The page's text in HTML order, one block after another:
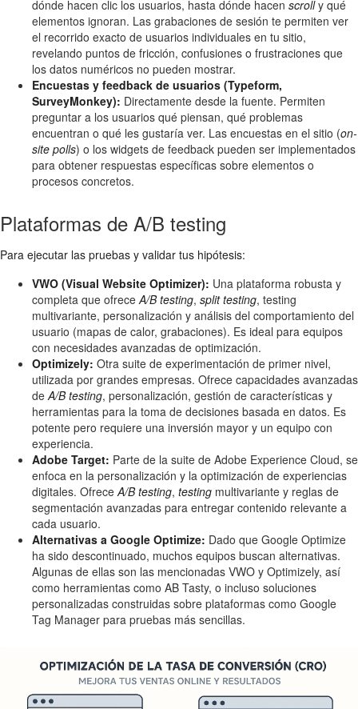
dónde hacen clic los usuarios, hasta dónde hacen scrolly qué
elementos ignoran. Las grabaciones de sesión te permiten ver
el recorrido exacto de usuarios individuales en tu sitio,
revelando puntos de fricción, confusiones o frustraciones que
los datos numéricos no pueden mostrar.
Encuestas y feedback de usuarios (Typeform,
SurveyMonkey): Directamente desde la fuente. Permiten
preguntar a los usuarios qué piensan, qué problemas
encuentran o qué les gustaría ver. Las encuestas en el sitio (on-
site polls) o los widgets de feedback pueden ser implementados
para obtener respuestas específicas sobre elementos o
procesos concretos.
Plataformas de A/B testing
Para ejecutar las pruebas y validar tus hipótesis:
VWO (Visual Website Optimizer): Una plataforma robusta y
completa que ofrece A/B testing, split testing, testing
multivariante, personalización y análisis del comportamiento del
usuario (mapas de calor, grabaciones). Es ideal para equipos
con necesidades avanzadas de optimización.
Optimizely: Otra suite de experimentación de primer nivel,
utilizada por grandes empresas. Ofrece capacidades avanzadas
de A/B testing, personalización, gestión de características y
herramientas para la toma de decisiones basada en datos. Es
potente pero requiere una inversión mayor y un equipo con
experiencia.
Adobe Target: Parte de la suite de Adobe Experience Cloud, se
enfoca en la personalización y la optimización de experiencias
digitales. Ofrece A/B testing, testing multivariante y reglas de
segmentación avanzadas para entregar contenido relevante a
cada usuario.
Alternativas a Google Optimize: Dado que Google Optimize
ha sido descontinuado, muchos equipos buscan alternativas.
Algunas de ellas son las mencionadas VWO y Optimizely, así
como herramientas como AB Tasty, o incluso soluciones
personalizadas construidas sobre plataformas como Google
Tag Manager para pruebas más sencillas.